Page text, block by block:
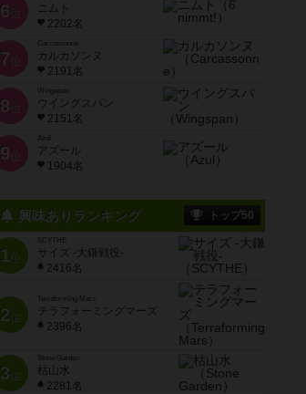
6 位
ニムト
2202名
7 位
Carcassonne
カルカソンヌ
2191名
8 位
Wingspan
ウイングスパン
2151名
9 位
Azul
アズール
1904名
興味ありランキング トップ50
1位
SCYTHE
サイズ -大鎌戦役-
2416名
2位
Terraforming Mars
テラフォーミングマーズ
2396名
3位
Stone Garden
枯山水
2281名